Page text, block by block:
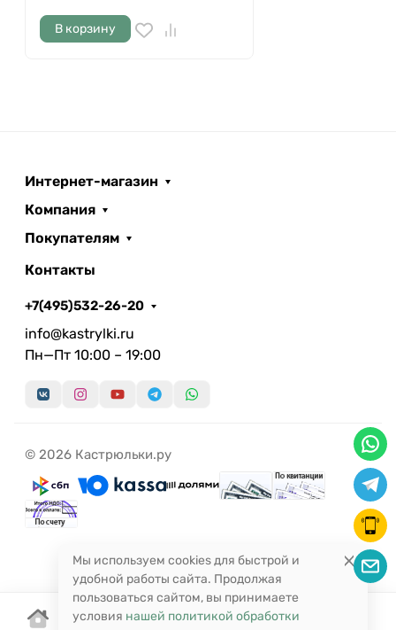
В корзину
Интернет-магазин
Компания
Покупателям
Контакты
+7(495)532-26-20
info@kastrylki.ru
Пн—Пт 10:00 – 19:00
© 2026 Кастрюльки.ру
Мы используем cookies для быстрой и
удобной работы сайта. Продолжая
пользоваться сайтом, вы принимаете
условия нашей политикой обработки